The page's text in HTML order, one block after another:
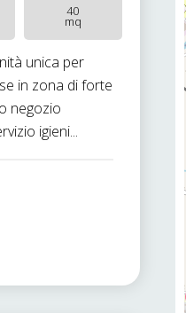
40
mq
unica per
in zona di forte
negozio
igieni...